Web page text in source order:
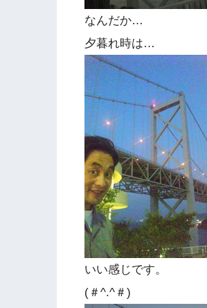
なんだか…
夕暮れ時は…
いい感じです。
(＃^.^＃)